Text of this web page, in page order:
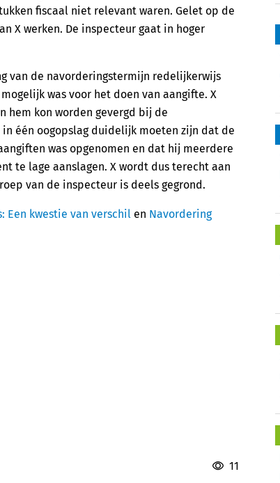
fiscaal niet relevant waren. Gelet op de
X werken. De inspecteur gaat in hoger
van de navorderingstermijn redelijkerwijs
was voor het doen van aangifte. X
hem kon worden gevergd bij de
één oogopslag duidelijk moeten zijn dat de
was opgenomen en dat hij meerdere
te lage aanslagen. X wordt dus terecht aan
van de inspecteur is deels gegrond.
Een kwestie van verschil en Navordering
11